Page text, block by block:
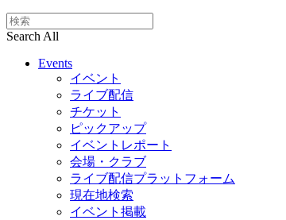
Search All
Events
イベント
ライブ配信
チケット
ピックアップ
イベントレポート
会場・クラブ
ライブ配信プラットフォーム
現在地検索
イベント掲載